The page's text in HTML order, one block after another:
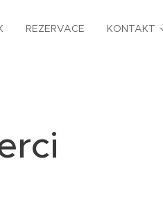
REZERVACE KONTAKT